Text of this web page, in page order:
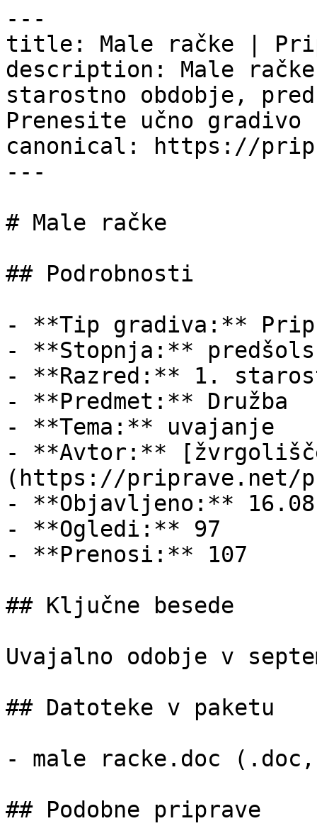
---
title: Male račke |
description: Male
starostno obdobje,
Prenesite učno
canonical: https://
---
# Male račke
## Podrobnosti
- **Tip gradiva:**
- **Stopnja:**
- **Razred:** 1.
- **Predmet:** Družba
- **Tema:** uvajanje
- **Avtor:**
(https://priprave.net/
- **Objavljeno:**
- **Ogledi:** 97
- **Prenosi:** 107
## Ključne besede
Uvajalno odobje v
## Datoteke v paketu
- male racke.doc
## Podobne priprave